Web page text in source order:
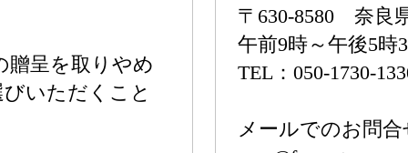
贈呈を取りやめ
いただくこと
〒630-8580 奈良
午前9時～午後5
TEL：050-1730-
メールでのお問合